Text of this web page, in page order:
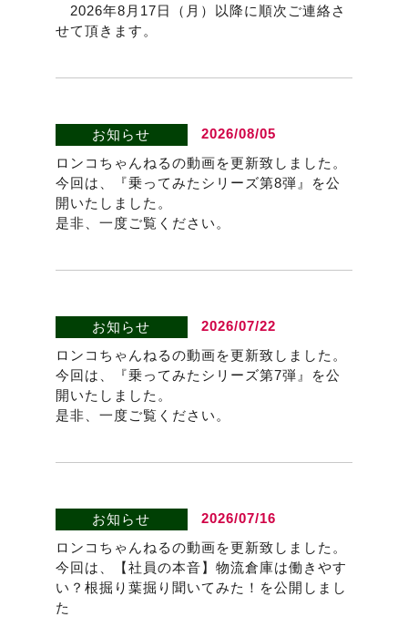
2026年8月17日（月）以降に順次ご連絡さ
せて頂きます。
お知らせ
2026/08/05
ロンコちゃんねるの動画を更新致しました。
今回は、『乗ってみたシリーズ第8弾』を公
開いたしました。
是非、一度ご覧ください。
お知らせ
2026/07/22
ロンコちゃんねるの動画を更新致しました。
今回は、『乗ってみたシリーズ第7弾』を公
開いたしました。
是非、一度ご覧ください。
お知らせ
2026/07/16
ロンコちゃんねるの動画を更新致しました。
今回は、【社員の本音】物流倉庫は働きやす
い？根掘り葉掘り聞いてみた！を公開しまし
た